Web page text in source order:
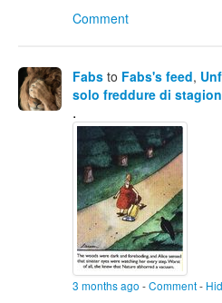
Comment
Fabs to Fabs's feed,
solo freddure di
.
3 months ago -Comment-